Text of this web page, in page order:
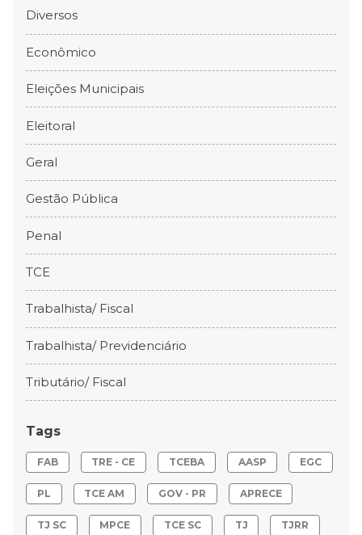
Diversos
Econômico
Eleições Municipais
Eleitoral
Geral
Gestão Pública
Penal
TCE
Trabalhista/ Fiscal
Trabalhista/ Previdenciário
Tributário/ Fiscal
Tags
FAB TRE - CE TCEBA AASP EGC
PL TCE AM GOV - PR APRECE
TJ SC MPCE TCE SC TJ TJRR